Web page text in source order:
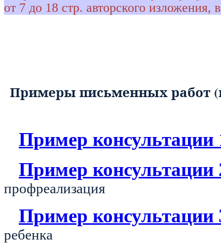
от 7 до 18 стр. авторского
Примеры письменных работ
Пример консультации
Пример консультации
профреализация
Пример консультации
ребенка